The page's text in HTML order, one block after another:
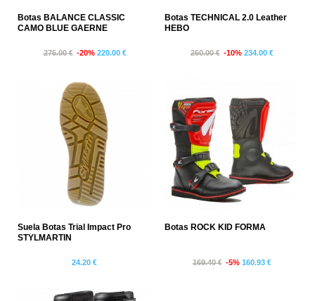
Botas BALANCE CLASSIC
CAMO BLUE GAERNE
275.00 € -20% 220.00 €
Botas TECHNICAL 2.0 Leather
HEBO
260.00 € -10% 234.00 €
Suela Botas Trial Impact Pro
STYLMARTIN
24.20 €
Botas ROCK KID FORMA
169.40 € -5% 160.93 €